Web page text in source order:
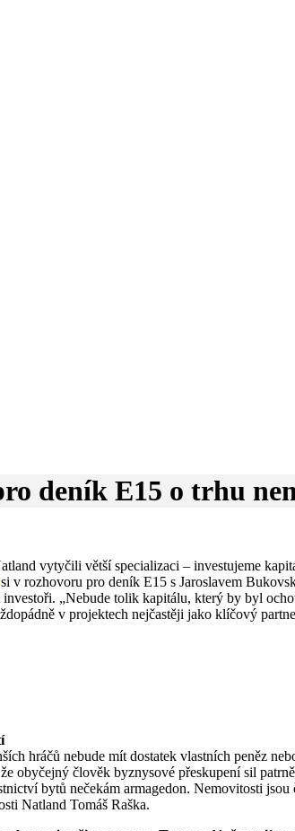
deník E15 o trhu
vytyčili větší specializaci – investujeme
si v rozhovoru pro deník E15 s Jaroslavem
„Nebude tolik kapitálu, který by byl
v projektech nejčastěji jako klíčový
hráčů nebude mít dostatek vlastních peněz
obyčejný člověk byznysové přeskupení sil
bytů nečekám armagedon. Nemovitosti
Natland Tomáš Raška.